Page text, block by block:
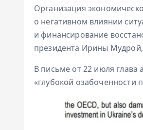
Организация
о негативном влиянии
и финансирование
президента Ирины
В письме от 22 июля
«глубокой озабоченности